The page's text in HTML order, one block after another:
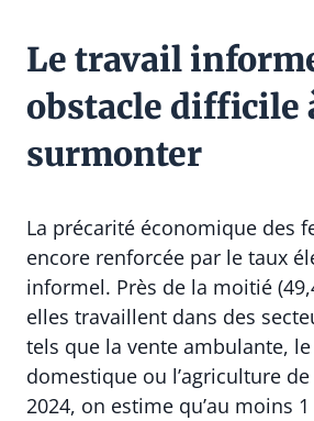
Le travail
obstacle difficile
surmonter
La précarité économique des
encore renforcée par le taux
informel. Près de la moitié
elles travaillent dans des
tels que la vente ambulante,
domestique ou l’agriculture
2024, on estime qu’au moins